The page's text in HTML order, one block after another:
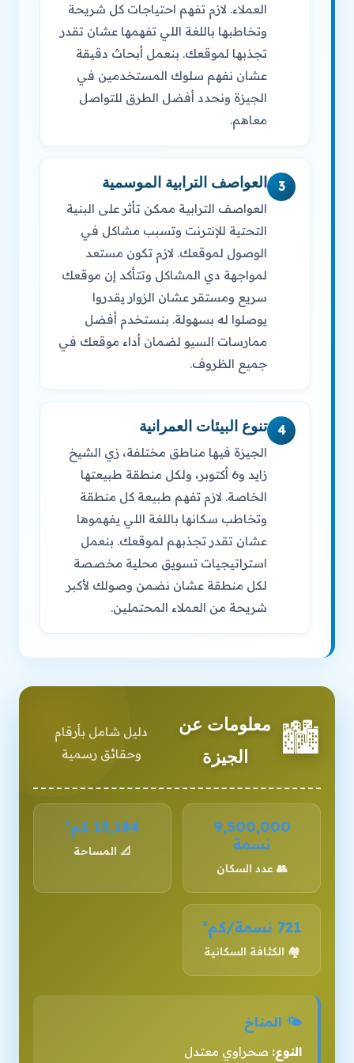
العملاء. لازم تفهم احتياجات كل شريحة
وتخاطبها باللغة اللي تفهمها عشان تقدر
تجذبها لموقعك. بنعمل أبحاث دقيقة
عشان نفهم سلوك المستخدمين في
الجيزة ونحدد أفضل الطرق للتواصل
معاهم.
3 العواصف الترابية الموسمية
العواصف الترابية ممكن تأثر على البنية
التحتية للإنترنت وتسبب مشاكل في
الوصول لموقعك. لازم تكون مستعد
لمواجهة دي المشاكل وتتأكد إن موقعك
سريع ومستقر عشان الزوار يقدروا
يوصلوا له بسهولة. بنستخدم أفضل
ممارسات السيو لضمان أداء موقعك في
جميع الظروف.
4 تنوع البيئات العمرانية
الجيزة فيها مناطق مختلفة، زي الشيخ
زايد و6 أكتوبر، ولكل منطقة طبيعتها
الخاصة. لازم تفهم طبيعة كل منطقة
وتخاطب سكانها باللغة اللي يفهموها
عشان تقدر تجذبهم لموقعك. بنعمل
استراتيجيات تسويق محلية مخصصة
لكل منطقة عشان نضمن وصولك لأكبر
شريحة من العملاء المحتملين.
🏙️
معلومات عن
الجيزة
دليل شامل بأرقام
وحقائق رسمية
9,500,000
نسمة
👥 عدد السكان
13,184 كم²
📐 المساحة
721 نسمة/كم²
🏘️ الكثافة السكانية
🌤️ المناخ
النوع: صحراوي معتدل